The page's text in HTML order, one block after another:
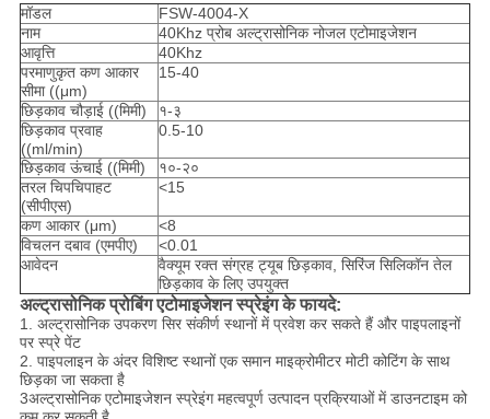
मॉडल
FSW-4004-X
नाम
40Khz प्रोब अल्ट्रासोनिक नोजल एटोमाइजेशन
आवृत्ति
40Khz
परमाणुकृत कण आकार
सीमा ((μm)
15-40
छिड़काव चौड़ाई ((मिमी)
१-३
छिड़काव प्रवाह
((ml/min)
0.5-10
छिड़काव ऊंचाई ((मिमी)
१०-२०
तरल चिपचिपाहट
(सीपीएस)
<15
कण आकार (μm)
<8
विचलन दबाव (एमपीए)
<0.01
आवेदन
वैक्यूम रक्त संग्रह ट्यूब छिड़काव, सिरिंज सिलिकॉन तेल
छिड़काव के लिए उपयुक्त
अल्ट्रासोनिक प्रोबिंग एटोमाइजेशन स्प्रेइंग के फायदे:
1. अल्ट्रासोनिक उपकरण सिर संकीर्ण स्थानों में प्रवेश कर सकते हैं और पाइपलाइनों
पर स्प्रे पेंट
2. पाइपलाइन के अंदर विशिष्ट स्थानों एक समान माइक्रोमीटर मोटी कोटिंग के साथ
छिड़का जा सकता है
3अल्ट्रासोनिक एटोमाइजेशन स्प्रेइंग महत्वपूर्ण उत्पादन प्रक्रियाओं में डाउनटाइम को